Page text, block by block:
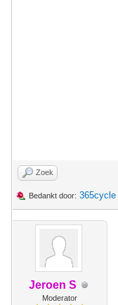
Zoek
Bedankt door: 365cycle
Jeroen S
Moderator